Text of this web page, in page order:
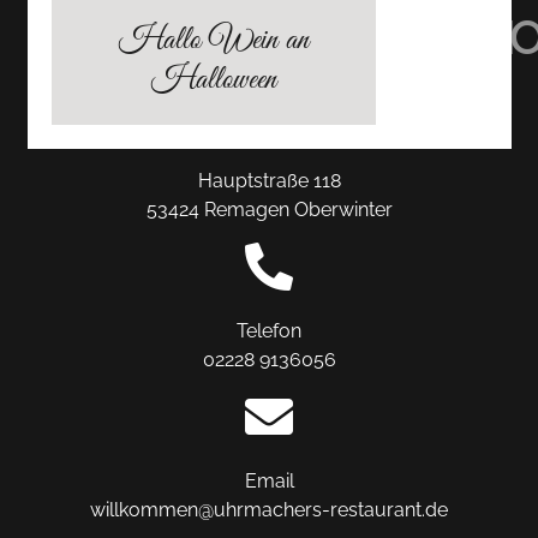
TRIPADVISOR
INSTAGRAM
Hauptstraße 118
53424 Remagen Oberwinter
Telefon
02228 9136056
Email
willkommen@uhrmachers-restaurant.de
Hallo Wein an
Halloween